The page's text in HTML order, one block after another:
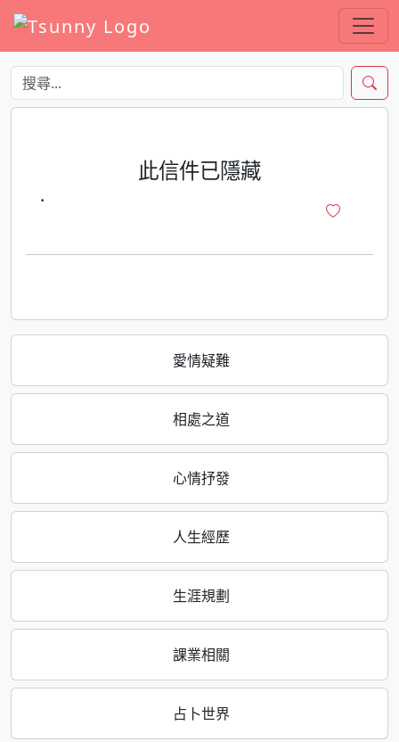
愛情疑難
相處之道
心情抒發
人生經歷
生涯規劃
課業相關
占卜世界
此信件已隱藏
·